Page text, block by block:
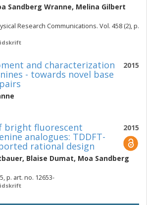
Sandberg Wranne, Melina Gilbert
Research Communications. Vol. 458 (2), p.
2015
and characterization
- towards novel base
2015
bright fluorescent
analogues: TDDFT-
rational design
, Blaise Dumat, Moa Sandberg
p. art. no. 12653-